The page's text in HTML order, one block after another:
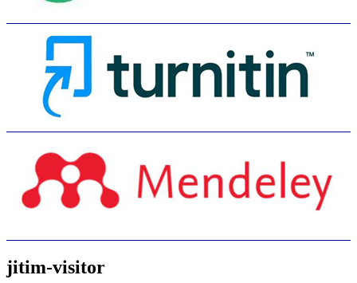
jitim-visitor